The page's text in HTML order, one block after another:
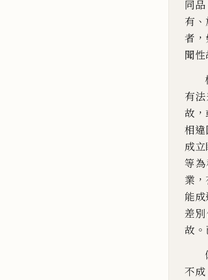
同品
有 、
者 ，
聞性
有
故 ，
相違
成立
等
業 ，
能
差
故 。
不成